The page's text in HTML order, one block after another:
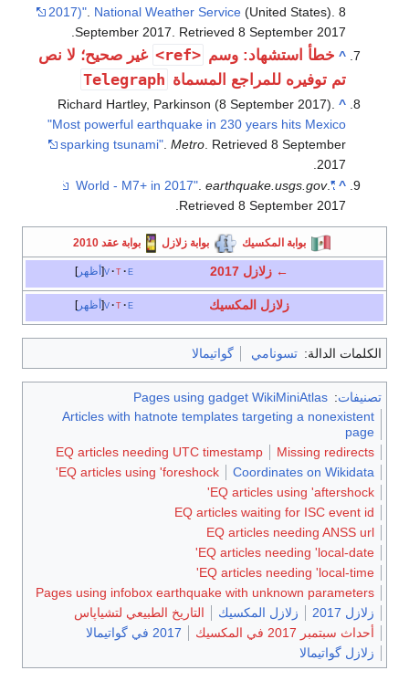
2017)" National Weather Service (United States). 8
September 2017 . Retrieved8 September 2017
.
^ خطأ استشهاد: وسم <ref>
غير صحيح؛ لا نص
تم توفيره للمراجع المسماة Telegraph
^
Richard Hartley, Parkinson (8 September 2017).
"Most powerful earthquake in 230 years hits Mexico
sparking tsunami" .Metro . Retrieved8 September
2017
^
"World - M7+ in 2017"
.earthquake.usgs.gov.
Retrieved8 September 2017
بوابة المكسيك بوابة زلازل بوابة عقد 2010
أظهر v t e ← زلازل2017
أظهر v t e زلازل المكسيك
الكلمات الدالة: تسونامي گواتيمالا
تصنيفات:
Pages using gadget WikiMiniAtlas
Articles with hatnote templates targeting a nonexistent
page
Missing redirects
EQ articles needing UTC timestamp
Coordinates on Wikidata
EQ articles using 'foreshock'
EQ articles using 'aftershock'
EQ articles waiting for ISC event id
EQ articles needing ANSS url
EQ articles needing 'local-date'
EQ articles needing 'local-time'
Pages using infobox earthquake with unknown parameters
زلازل 2017
زلازل المكسيك
التاريخ الطبيعي لتشياپاس
أحداث سبتمبر 2017 في المكسيك
2017 في گواتيمالا
زلازل گواتيمالا